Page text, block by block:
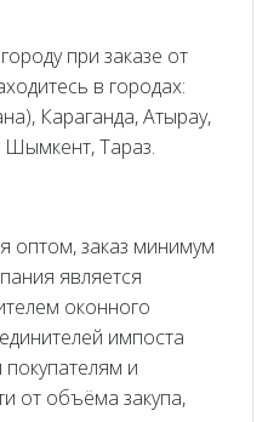
при заказе от
в городах:
Караганда, Атырау,
Шымкент, Тараз.
оптом, заказ минимум
является
оконного
импоста
и
от объёма закупа,